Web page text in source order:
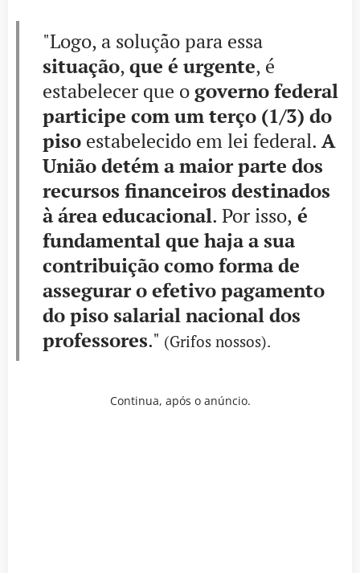
"Logo, a solução para essa
situação,que é urgente, é
estabelecer que ogoverno federal
participe com um terço (1/3) do
piso estabelecido em lei federal. A
União detém a maior parte dos
recursos financeiros destinados
à área educacional. Por isso, é
fundamental que haja a sua
contribuição como forma de
assegurar o efetivo pagamento
do piso salarial nacional dos
professores." (Grifos nossos).
Continua, após o anúncio.